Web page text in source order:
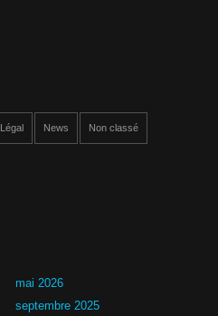
Légal News Non classé
mai 2026
septembre 2025